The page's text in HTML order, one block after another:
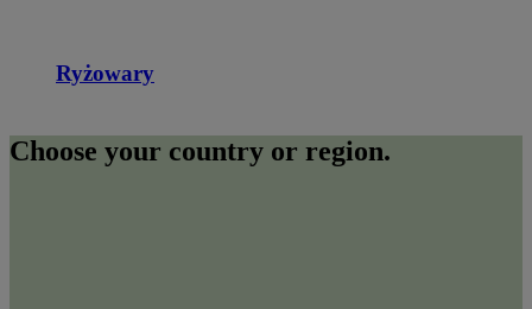
Ryżowary
Choose your country or region.